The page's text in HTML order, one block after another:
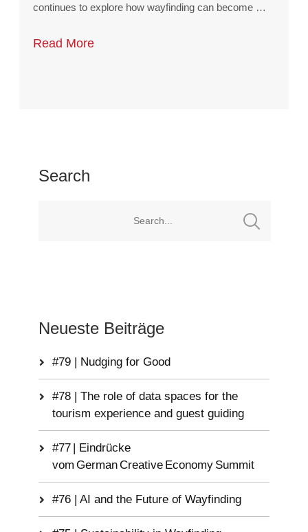
continues to explore how wayfinding can become …
Read More
Search
Neueste Beiträge
#79 | Nudging for Good
#78 | The role of data spaces for the
tourism experience and guest guiding
#77 | Eindrücke
vom German Creative Economy Summit
#76 | AI and the Future of Wayfinding